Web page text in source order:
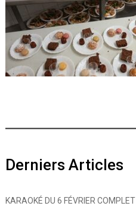
Derniers Articles
KARAOKÉ DU 6 FÉVRIER COMPLET